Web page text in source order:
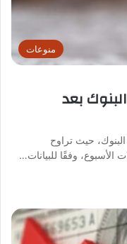
منوعات
بعد
حيث تراوح